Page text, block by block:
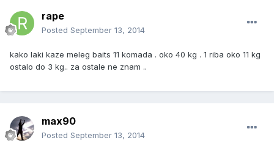
rape
Posted September 13, 2014
kako laki kaze meleg baits 11 komada . oko 40 kg . 1 riba oko 11 kg
ostalo do 3 kg.. za ostale ne znam ..
max90
Posted September 13, 2014